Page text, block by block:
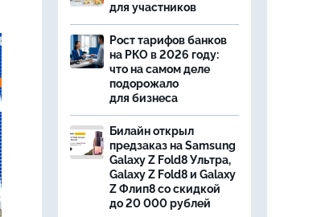
для участников
Рост тарифов банков
на РКО в 2026 году:
что на самом деле
подорожало
для бизнеса
Билайн открыл
предзаказ на Samsung
Galaxy Z Fold8 Ультра,
Galaxy Z Fold8 и Galaxy
Z Флип8 со скидкой
до 20 000 рублей